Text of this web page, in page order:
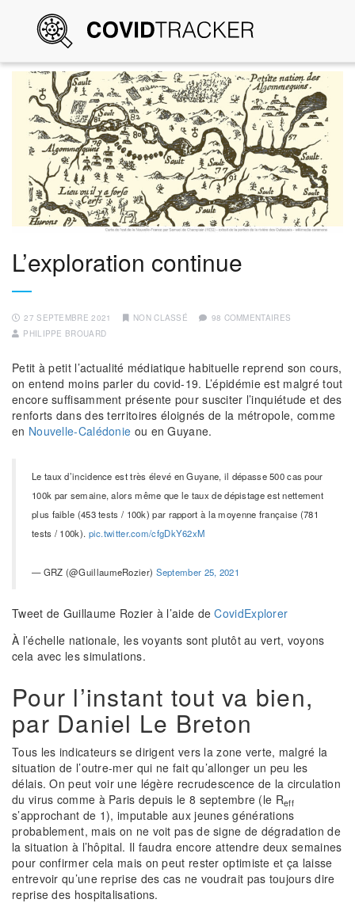
L’exploration continue
27 SEPTEMBRE 2021 NON CLASSÉ
98 COMMENTAIRES
PHILIPPE BROUARD
Petit à petit l’actualité médiatique habituelle reprend son cours,
on entend moins parler du covid-19. L’épidémie est malgré tout
encore suffisamment présente pour susciter l’inquiétude et des
renforts dans des territoires éloignés de la métropole, comme
en Nouvelle-Calédonie ou en Guyane.
Le taux d’incidence est très élevé en Guyane, il dépasse 500 cas pour
100k par semaine, alors même que le taux de dépistage est nettement
plus faible (453 tests / 100k) par rapport à la moyenne française (781
tests / 100k). pic.twitter.com/cfgDkY62xM
— GRZ (@GuillaumeRozier) September 25, 2021
Tweet de Guillaume Rozier à l’aide deCovidExplorer
À l’échelle nationale, les voyants sont plutôt au vert, voyons
cela avec les simulations.
Pour l’instant tout va bien,
par Daniel Le Breton
Tous les indicateurs se dirigent vers la zone verte, malgré la
situation de l’outre-mer qui ne fait qu’allonger un peu les
délais. On peut voir une légère recrudescence de la circulation
du virus comme à Paris depuis le 8 septembre (le Reff
s’approchant de 1), imputable aux jeunes générations
probablement, mais on ne voit pas de signe de dégradation de
la situation à l’hôpital. Il faudra encore attendre deux semaines
pour confirmer cela mais on peut rester optimiste et ça laisse
entrevoir qu’une reprise des cas ne voudrait pas toujours dire
reprise des hospitalisations.